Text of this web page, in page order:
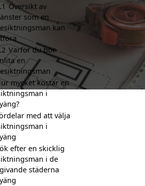
Översikt av
som en
kan
Varför du bör
en
mycket kostar en
i
med att välja
i
efter en skicklig
i de
städerna